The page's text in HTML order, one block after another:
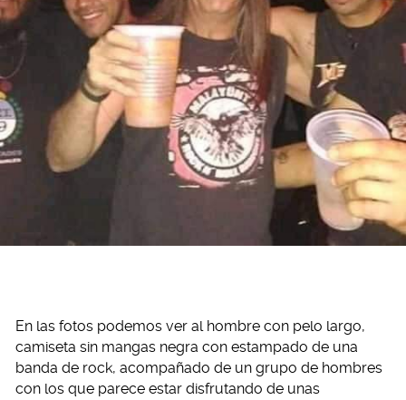
En las fotos podemos ver al hombre con pelo largo,
camiseta sin mangas negra con estampado de una
banda de rock, acompañado de un grupo de hombres
con los que parece estar disfrutando de unas